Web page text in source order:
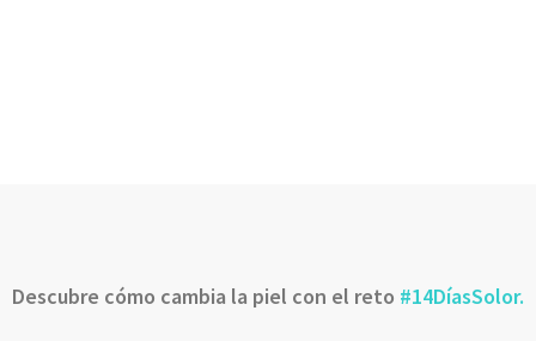
Descubre cómo cambia la piel con el reto #14DíasSolor.